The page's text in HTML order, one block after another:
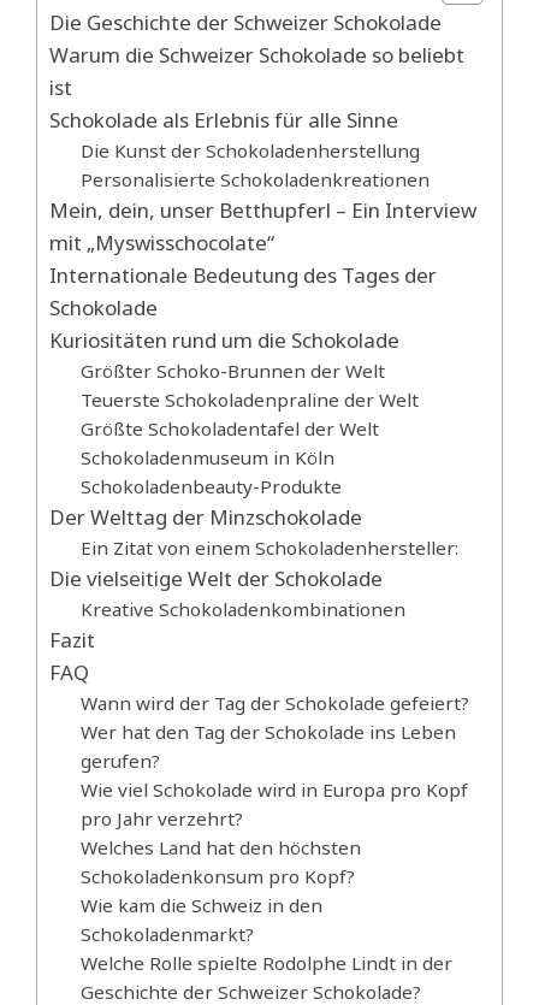
Die Geschichte der Schweizer Schokolade
Warum die Schweizer Schokolade so beliebt
ist
Schokolade als Erlebnis für alle Sinne
Die Kunst der Schokoladenherstellung
Personalisierte Schokoladenkreationen
Mein, dein, unser Betthupferl – Ein Interview
mit „Myswisschocolate“
Internationale Bedeutung des Tages der
Schokolade
Kuriositäten rund um die Schokolade
Größter Schoko-Brunnen der Welt
Teuerste Schokoladenpraline der Welt
Größte Schokoladentafel der Welt
Schokoladenmuseum in Köln
Schokoladenbeauty-Produkte
Der Welttag der Minzschokolade
Ein Zitat von einem Schokoladenhersteller:
Die vielseitige Welt der Schokolade
Kreative Schokoladenkombinationen
Fazit
FAQ
Wann wird der Tag der Schokolade gefeiert?
Wer hat den Tag der Schokolade ins Leben
gerufen?
Wie viel Schokolade wird in Europa pro Kopf
pro Jahr verzehrt?
Welches Land hat den höchsten
Schokoladenkonsum pro Kopf?
Wie kam die Schweiz in den
Schokoladenmarkt?
Welche Rolle spielte Rodolphe Lindt in der
Geschichte der Schweizer Schokolade?